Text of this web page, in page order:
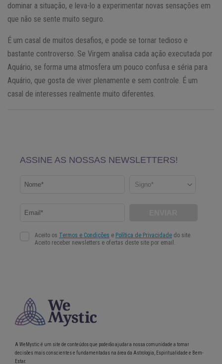
dominar a situação, e leva-lo a experimentar novas sensações em
que não se sente muito seguro.
É um casal de muitos desafios, e pode se tornar tedioso e
bastante controverso. Se Virgem analisa cada ação executada por
Aquário, se forma uma atmosfera um pouco confusa e séria para
Aquário, que gosta de viver plenamente e sem controle. É um
casal de interesses realmente muito diferentes.
A WeMystic é um site de conteúdos que poderão ajudar a nossa comunidade a tomar
decisões mais conscientes e fundamentadas na área da Astrologia, Espiritualidade e Bem-
Estar.